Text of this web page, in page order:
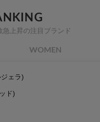
上昇の注目ブランド
WOMEN
ェラ)
ド)